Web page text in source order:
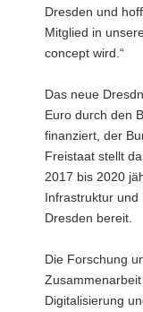
Dresden und
Mitglied in
concept wird.“
Das neue
Euro durch den
finanziert, der
Freistaat stellt
2017 bis 2020
Infrastruktur und
Dresden bereit.
Die Forschung
Digitalisierung